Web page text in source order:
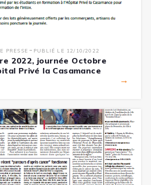
PRESSE - PUBLIÉ LE 12/10/2022
2022, journée Octobre
Privé la Casamance
→